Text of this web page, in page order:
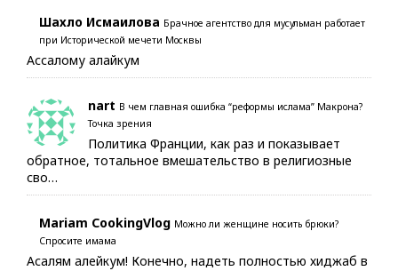
Шахло Исмаилова Брачное агентство для мусульман работает
при Исторической мечети Москвы
Ассалому алайкум
nart В чем главная ошибка “реформы ислама” Макрона?
Точка зрения
Политика Франции, как раз и показывает
обратное, тотальное вмешательство в религиозные
сво…
Mariam CookingVlog Можно ли женщине носить брюки?
Спросите имама
Асалям алейкум! Конечно, надеть полностью хиджаб в